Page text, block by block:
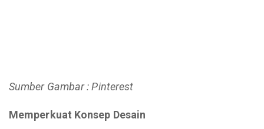
Sumber Gambar : Pinterest
Memperkuat Konsep Desain